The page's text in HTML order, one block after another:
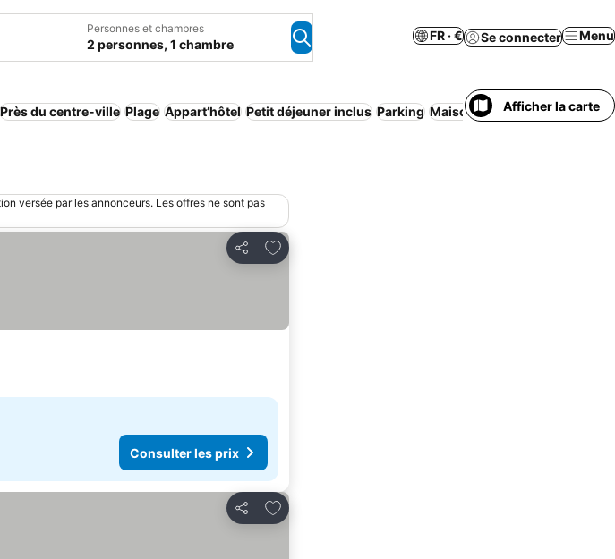
Personnes et chambres
2 personnes, 1 chambre
FR · € Se connecter Menu
Près du centre-ville Plage Appart’hôtel Petit déjeuner inclus Parking Maison/appartement entier
Afficher la carte
versée par les annonceurs. Les offres ne sont pas
Partager
Ajouter à mes favoris
Consulter les prix
Partager
Ajouter à mes favoris